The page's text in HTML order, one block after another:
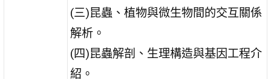
(三)昆蟲、植物與微生物間的交互關係
解析。
(四)昆蟲解剖、生理構造與基因工程介
紹。